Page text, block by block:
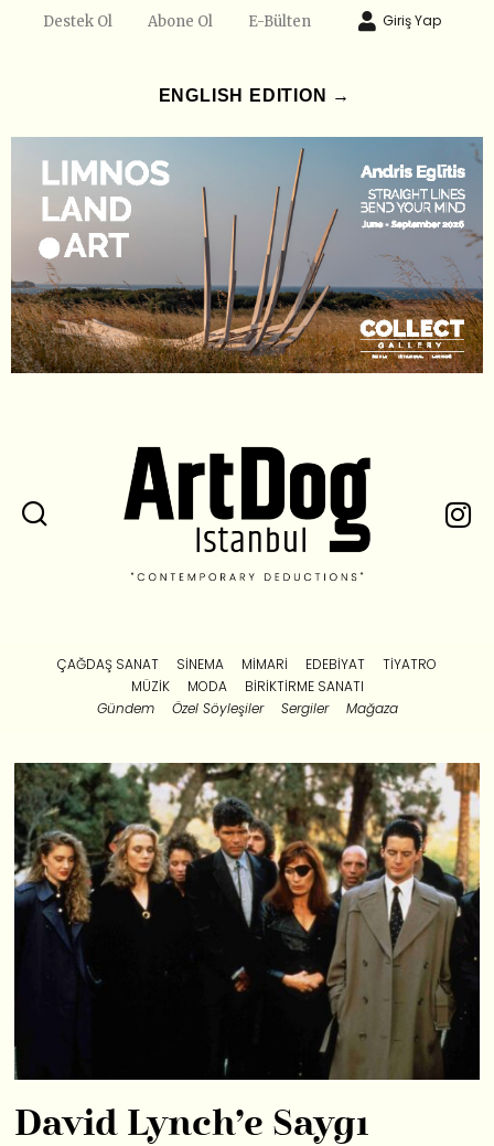
Destek Ol Abone Ol E-Bülten Giriş Yap
ENGLISH EDITION →
ÇAĞDAŞ SANAT SINEMA MIMARI EDEBIYAT
TIYATRO
MÜZIK
MODA
BIRIKTIRME SANATI
Gündem
Özel Söyleşiler Sergiler Mağaza
David Lynch’e Saygı